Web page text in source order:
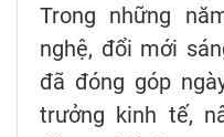
Trong những
nghệ, đổi mới
đã đóng góp
trưởng kinh tế,